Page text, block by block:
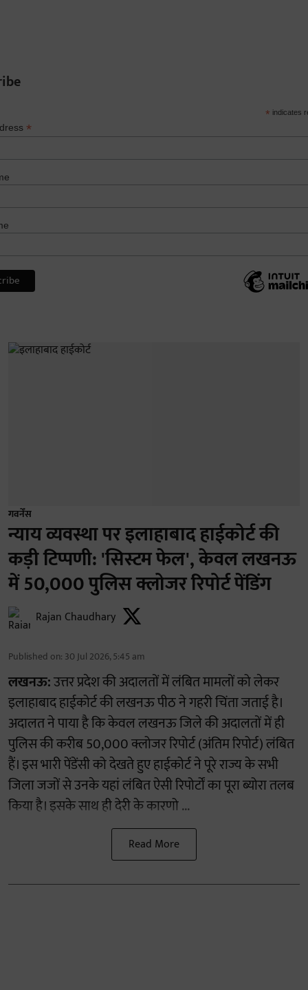
* indicates
*
गवर्नेंस
न्याय व्यवस्था पर इलाहाबाद हाईकोर्ट की
कड़ी टिप्पणी: 'सिस्टम फेल', केवल लखनऊ
में 50,000 पुलिस क्लोजर रिपोर्ट पेंडिंग
Rajan Chaudhary
Published on: 30 Jul 2026, 5:45 am
लखनऊ:उत्तर प्रदेश की अदालतों में लंबित मामलों को लेकर
इलाहाबाद हाईकोर्ट की लखनऊ पीठ ने गहरी चिंता जताई है।
अदालत ने पाया है कि केवल लखनऊ जिले की अदालतों में ही
पुलिस की करीब 50,000 क्लोजर रिपोर्ट (अंतिम रिपोर्ट) लंबित
हैं। इस भारी पेंडेंसी को देखते हुए हाईकोर्ट ने पूरे राज्य के सभी
जिला जजों से उनके यहां लंबित ऐसी रिपोर्टों का पूरा ब्योरा तलब
किया है। इसके साथ ही देरी के कारणो ...
Read More